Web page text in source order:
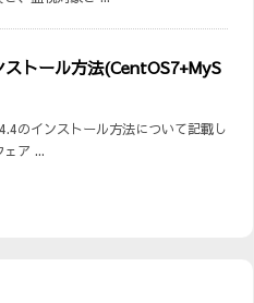
ストール方法(CentOS7+MyS
のインストール方法について記載し
ア ...